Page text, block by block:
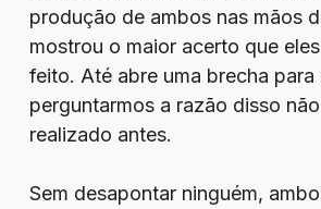
produção de ambos nas mãos
mostrou o maior acerto que
feito. Até abre uma brecha para
perguntarmos a razão disso
realizado antes.
Sem desapontar ninguém,